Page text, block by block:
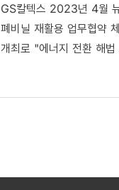
GS칼텍스 2023년 4월
폐비닐 재활용 업무협약
개최로 "에너지 전환 해법